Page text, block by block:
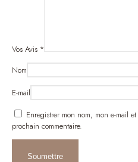
Vos Avis *
Nom
E-mail
Enregistrer mon nom, mon e-mail
prochain commentaire.